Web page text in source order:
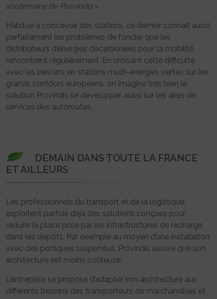
souterraine de Proviridis».
Habitué à concevoir des stations, ce dernier connaît aussi
parfaitement les problèmes de foncier que les
distributeurs d’énergies décarbonées pour la mobilité
rencontrent régulièrement. En croisant cette difficulté
avec les besoins en stations multi-énergies vertes sur les
grands corridors européens, on imagine très bien le
solution Proviridis se développer aussi sur les aires de
services des autoroutes.
DEMAIN DANS TOUTE LA FRANCE
ET AILLEURS
Les professionnels du transport et de la logistique
exploitent parfois déjà des solutions conçues pour
réduire la place prise par les infrastructures de recharge
dans les dépôts. Par exemple au moyen d’une installation
avec des portiques suspendus. Proviridis assure que son
architecture est moins coûteuse.
L’entreprise se propose d’adapter son architecture aux
différents besoins des transporteurs de marchandises et